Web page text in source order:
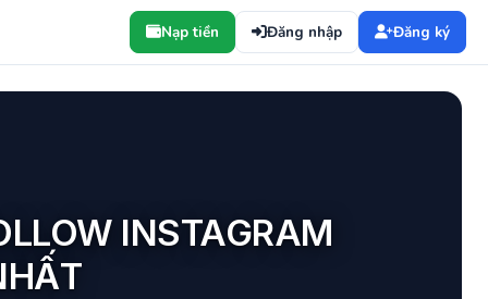
Nạp tiền Đăng nhập Đăng ký
INSTAGRAM